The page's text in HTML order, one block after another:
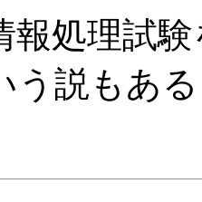
処理試
う説もあ